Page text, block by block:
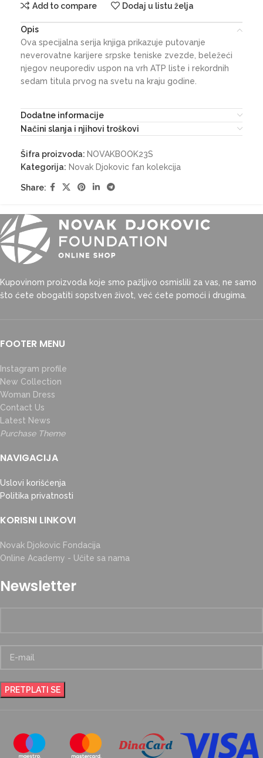
Add to compare Dodaj u listu želja
Opis
Ova specijalna serija knjiga prikazuje putovanje
neverovatne karijere srpske teniske zvezde, beležeći
njegov neuporediv uspon na vrh ATP liste i rekordnih
sedam titula prvog na svetu na kraju godine.
Dodatne informacije
Načini slanja i njihovi troškovi
Šifra proizvoda: NOVAKBOOK23S
Kategorija: Novak Djokovic fan kolekcija
Share:
Kupovinom proizvoda koje smo pažljivo osmislili za vas, ne samo
što ćete obogatiti sopstven život, već ćete pomoći i drugima.
FOOTER MENU
Instagram profile
New Collection
Woman Dress
Contact Us
Latest News
Purchase Theme
NAVIGACIJA
Uslovi korišćenja
Politika privatnosti
KORISNI LINKOVI
Novak Djokovic Fondacija
Online Academy - Učite sa nama
Newsletter